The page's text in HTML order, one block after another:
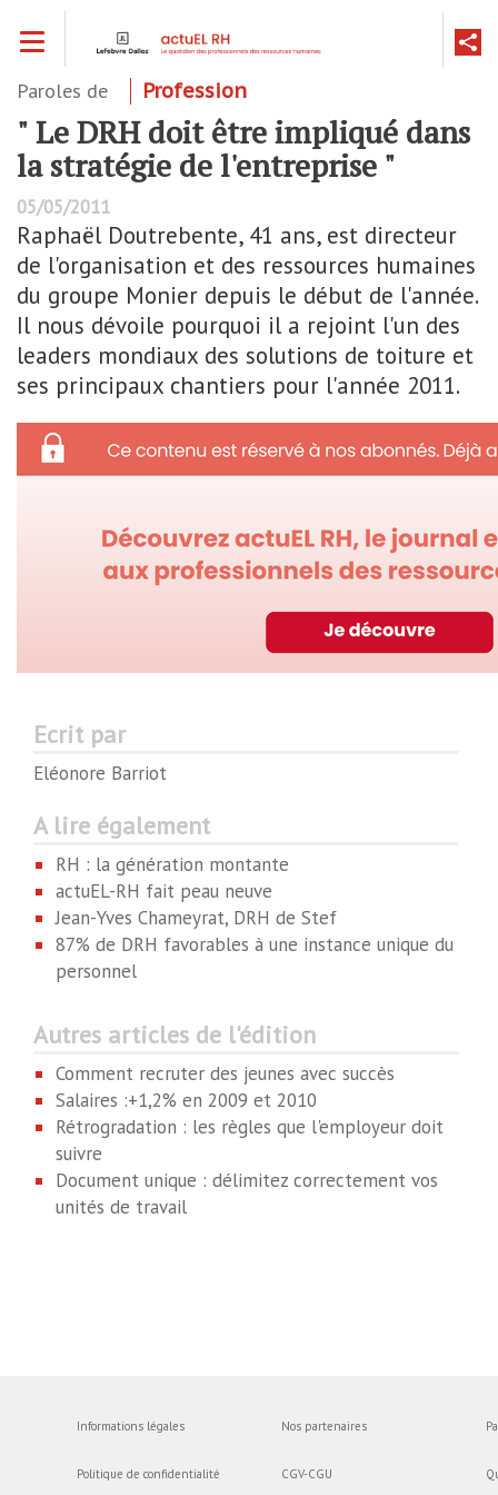
contenu
Paroles de Profession
" Le DRH doit être impliqué dans
la stratégie de l'entreprise "
05/05/2011
Raphaël Doutrebente, 41 ans, est directeur
de l'organisation et des ressources humaines
du groupe Monier depuis le début de l'année.
Il nous dévoile pourquoi il a rejoint l'un des
leaders mondiaux des solutions de toiture et
ses principaux chantiers pour l'année 2011.
Ecrit par
Eléonore Barriot
A lire également
RH : la génération montante
actuEL-RH fait peau neuve
Jean-Yves Chameyrat, DRH de Stef
87% de DRH favorables à une instance unique du
personnel
Autres articles de l'édition
Comment recruter des jeunes avec succès
Salaires :+1,2% en 2009 et 2010
Rétrogradation : les règles que l'employeur doit
suivre
Document unique : délimitez correctement vos
unités de travail
Informations légales
Politique de confidentialité
Nos partenaires
CGV-CGU